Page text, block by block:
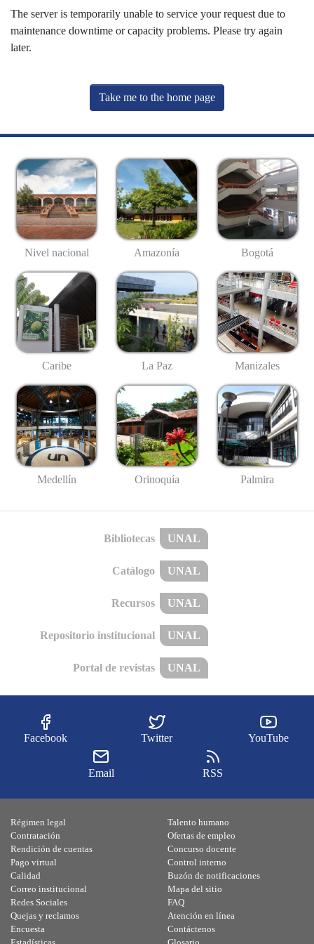
The server is temporarily unable to service your request due to
maintenance downtime or capacity problems. Please try again
later.
Take me to the home page
Nivel nacional Amazonía Bogotá
Caribe La Paz Manizales
Medellín Orinoquía Palmira
Bibliotecas UNAL
Catálogo UNAL
Recursos UNAL
Repositorio institucional UNAL
Portal de revistas UNAL
Facebook Twitter YouTube
Email RSS
Régimen legal
Contratación
Rendición de cuentas
Pago virtual
Calidad
Talento humano
Ofertas de empleo
Concurso docente
Control interno
Buzón de notificaciones
Correo institucional
Redes Sociales
Quejas y reclamos
Encuesta
Mapa del sitio
FAQ
Atención en línea
Contáctenos